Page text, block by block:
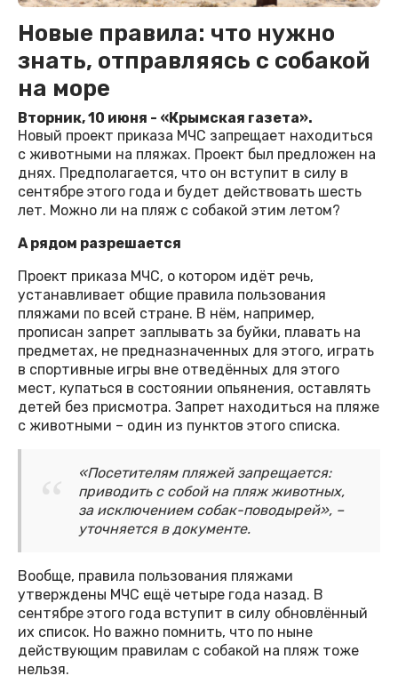
Новые правила: что нужно
знать, отправляясь с собакой
на море
Вторник, 10 июня - «Крымская газета».
Новый проект приказа МЧС запрещает находиться
с животными на пляжах. Проект был предложен на
днях. Предполагается, что он вступит в силу в
сентябре этого года и будет действовать шесть
лет. Можно ли на пляж с собакой этим летом?
А рядом разрешается
Проект приказа МЧС, о котором идёт речь,
устанавливает общие правила пользования
пляжами по всей стране. В нём, например,
прописан запрет заплывать за буйки, плавать на
предметах, не предназначенных для этого, играть
в спортивные игры вне отведённых для этого
мест, купаться в состоянии опьянения, оставлять
детей без присмотра. Запрет находиться на пляже
с животными – один из пунктов этого списка.
«Посетителям пляжей запрещается:
приводить с собой на пляж животных,
за исключением собак-поводырей», –
уточняется в документе.
Вообще, правила пользования пляжами
утверждены МЧС ещё четыре года назад. В
сентябре этого года вступит в силу обновлённый
их список. Но важно помнить, что по ныне
действующим правилам с собакой на пляж тоже
нельзя.